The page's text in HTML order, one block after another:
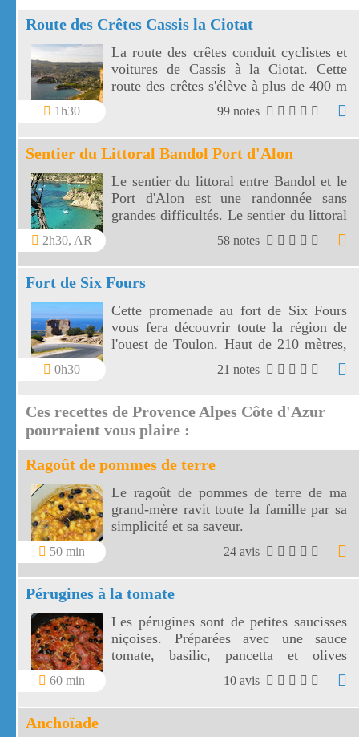
Route des Crêtes Cassis la Ciotat
1h30
La route des crêtes conduit cyclistes et
voitures de Cassis à la Ciotat. Cette
route des crêtes s'élève à plus de 400 m
et surplombe la mer au travers plusieurs
99 notes
Sentier du Littoral Bandol Port d'Alon
2h30, AR
Le sentier du littoral entre Bandol et le
Port d'Alon est une randonnée sans
grandes difficultés. Le sentier du littoral
Bandol Port d'Alon offre des paysages
58 notes
Fort de Six Fours
0h30
Cette promenade au fort de Six Fours
vous fera découvrir toute la région de
l'ouest de Toulon. Haut de 210 mètres,
le fort de Six Fours vous offre un vaste
panorama vers une côte découpée, des
de Marseille.
21 notes
Ces recettes de Provence Alpes Côte d'Azur
pourraient vous plaire :
Ragoût de pommes de terre
50 min
Le ragoût de pommes de terre de ma
grand-mère ravit toute la famille par sa
simplicité et sa saveur.
24 avis
Pérugines à la tomate
60 min
Les pérugines sont de petites saucisses
niçoises. Préparées avec une sauce
tomate, basilic, pancetta et olives
niçoises, vos pérugines vont
accompagner divinement vos pâtes
fraîches!
10 avis
Anchoïade